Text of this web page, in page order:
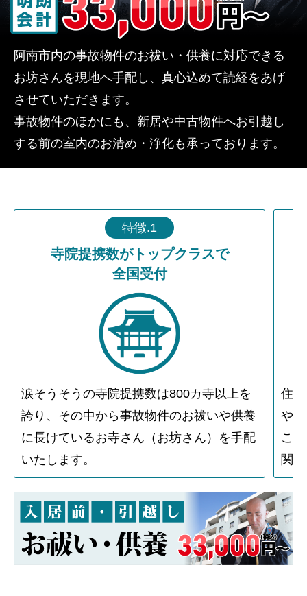
阿南市内の事故物件のお祓い・供養に対応できる
お坊さんを現地へ手配し、真心込めて読経をあげ
させていただきます。
事故物件のほかにも、新居や中古物件へお引越し
する前の室内のお清め・浄化も承っております。
特徴.1
寺院提携数がトップクラスで
全国受付
涙そうそうの寺院提携数は800カ寺以上を
誇り、その中から事故物件のお祓いや供養
に長けているお寺さん（お坊さん）を手配
いたします。
住
や
こ
関